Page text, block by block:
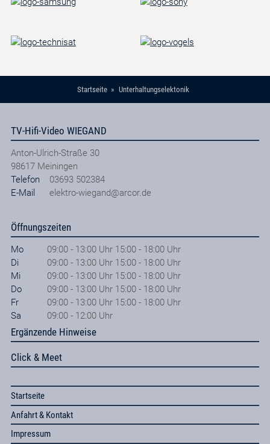
Startseite Unterhaltungselektonik
TV-Hifi-Video WIEGAND
Anton-Ulrich-Straße 30
98617 Meiningen
Telefon
03693 502384
E-Mail
elektro-wiegand@arcor.de
Öffnungszeiten
Mo
09:00 - 13:00 Uhr 15:00 - 18:00 Uhr
Di
09:00 - 13:00 Uhr 15:00 - 18:00 Uhr
Mi
09:00 - 13:00 Uhr 15:00 - 18:00 Uhr
Do
09:00 - 13:00 Uhr 15:00 - 18:00 Uhr
Fr
09:00 - 13:00 Uhr 15:00 - 18:00 Uhr
Sa
09:00 - 12:00 Uhr
Ergänzende Hinweise
Click & Meet
Startseite
Anfahrt & Kontakt
Impressum